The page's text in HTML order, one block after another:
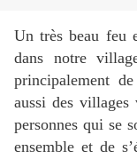
Un très beau feu
dans notre
principalement
aussi des
personnes qui se
ensemble et de